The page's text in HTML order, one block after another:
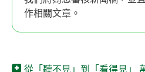
作相關文章。
從「聽不見」到「看得見」